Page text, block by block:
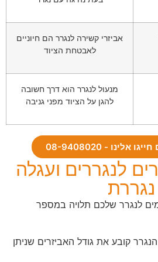
אביזרי קשירה לנגרר הם חיוניים
לאבטחת הציוד
מנעול לנגרר הוא דרך חשובה
להגן על הציוד מפני גניבה
- 08-9408020
לנגררים ועגלה
נגררת
לנגרר שלכם תלויה במספר
הנגרר קובע את גודל האביזרים שניתן